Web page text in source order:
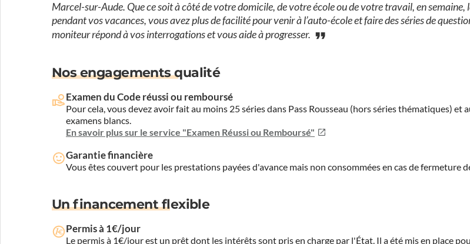
Marcel-sur-Aude. Que ce soit à côté de votre domicile, de votre école ou de votre travail, en semaine,
pendant vos vacances, vous avez plus de facilité pour venir à l’auto-école et faire des séries de
moniteur répond à vos interrogations et vous aide à progresser.
Nos engagements qualité
Examen du Code réussi ou remboursé
Pour cela, vous devez avoir fait au moins 25 séries dans Pass Rousseau (hors séries thématiques) et
examens blancs.
En savoir plus sur le service "Examen Réussi ou Remboursé"
Garantie financière
Vous êtes couvert pour les prestations payées d'avance mais non consommées en cas de fermeture
Un financement flexible
Permis à 1€/jour
Le permis à 1€/jour est un prêt dont les intérêts sont pris en charge par l'État. Il a été mis en place